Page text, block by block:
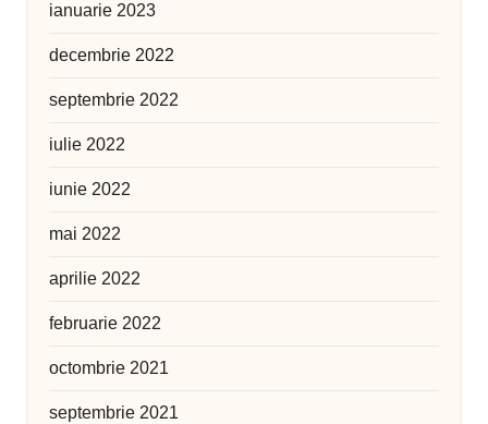
ianuarie 2023
decembrie 2022
septembrie 2022
iulie 2022
iunie 2022
mai 2022
aprilie 2022
februarie 2022
octombrie 2021
septembrie 2021